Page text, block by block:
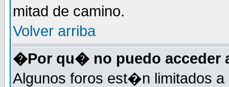
mitad de camino.
Volver arriba
�Por qu� no puedo acceder
Algunos foros est�n limitados